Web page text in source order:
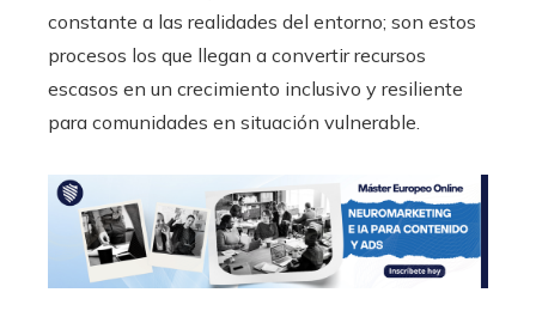
constante a las realidades del entorno; son estos
procesos los que llegan a convertir recursos
escasos en un crecimiento inclusivo y resiliente
para comunidades en situación vulnerable.